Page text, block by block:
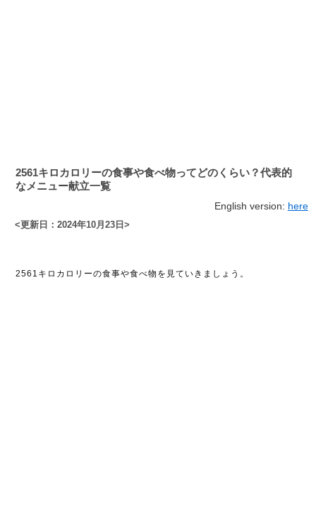
2561キロカロリーの食事や食べ物ってどのくらい？代表的
なメニュー献立一覧
English version: here
<更新日：2024年10月23日>
2561キロカロリーの食事や食べ物を見ていきましょう。